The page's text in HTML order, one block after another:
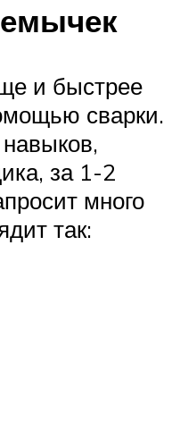
и быстрее
сварки.
за 1-2
много
так: